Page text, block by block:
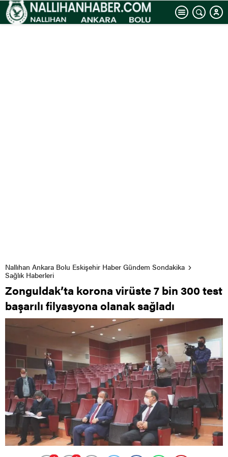
Nallıhan Ankara Bolu Eskişehir Haber Gündem Sondakika
Sağlık Haberleri
Zonguldak’ta korona virüste 7 bin 300 test
başarılı filyasyona olanak sağladı